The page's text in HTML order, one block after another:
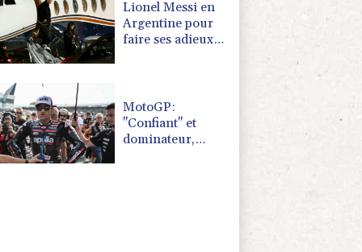
Lionel Messi en
Argentine pour
faire ses adieux à
MotoGP:
"Confiant" et
dominateur,